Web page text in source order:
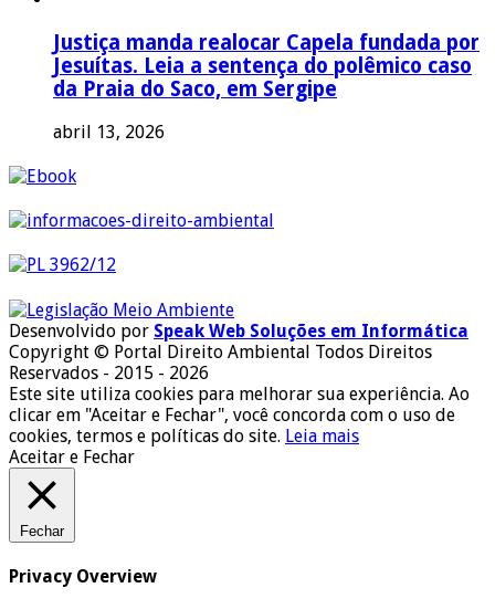
Justiça manda realocar Capela fundada por
Jesuítas. Leia a sentença do polêmico caso
da Praia do Saco, em Sergipe
abril 13, 2026
Desenvolvido por Speak Web Soluções em Informática
Copyright © Portal Direito Ambiental Todos Direitos
Reservados - 2015 - 2026
Este site utiliza cookies para melhorar sua experiência. Ao
clicar em "Aceitar e Fechar", você concorda com o uso de
cookies, termos e políticas do site. Leia mais
Aceitar e Fechar
Fechar
Privacy Overview